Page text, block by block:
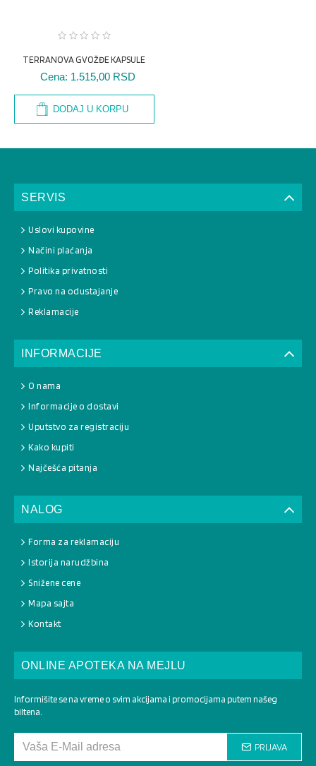
TERRANOVA GVOŽĐE KAPSULE
Cena: 1.515,00 RSD
DODAJ U KORPU
SERVIS
Uslovi kupovine
Načini plaćanja
Politika privatnosti
Pravo na odustajanje
Reklamacije
INFORMACIJE
O nama
Informacije o dostavi
Uputstvo za registraciju
Kako kupiti
Najčešća pitanja
NALOG
Forma za reklamaciju
Istorija narudžbina
Snižene cene
Mapa sajta
Kontakt
ONLINE APOTEKA NA MEJLU
Informišite se na vreme o svim akcijama i promocijama putem našeg
biltena.
PRIJAVA